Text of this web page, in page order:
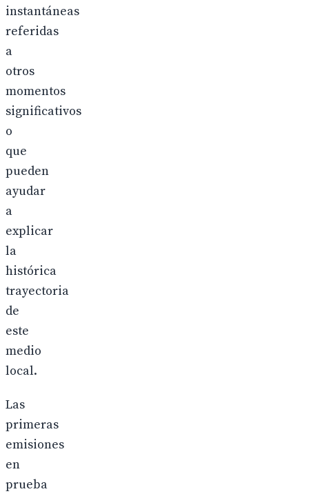
instantáneas
referidas
a
otros
momentos
significativos
o
que
pueden
ayudar
a
explicar
la
histórica
trayectoria
de
este
medio
local.
Las
primeras
emisiones
en
prueba